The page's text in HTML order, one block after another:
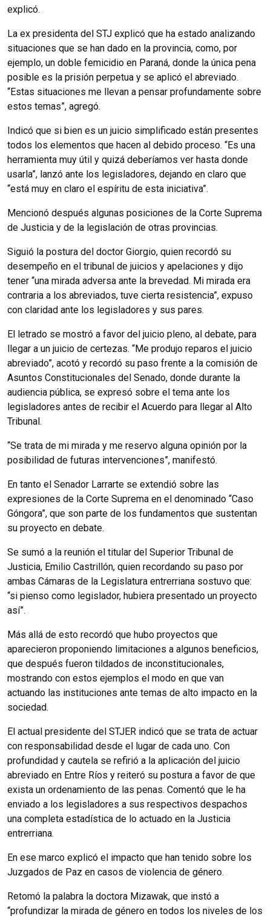
explicó.
La ex presidenta del STJ explicó que ha estado analizando
situaciones que se han dado en la provincia, como, por
ejemplo, un doble femicidio en Paraná, donde la única pena
posible es la prisión perpetua y se aplicó el abreviado.
“Estas situaciones me llevan a pensar profundamente sobre
estos temas”, agregó.
Indicó que si bien es un juicio simplificado están presentes
todos los elementos que hacen al debido proceso. “Es una
herramienta muy útil y quizá deberíamos ver hasta donde
usarla”, lanzó ante los legisladores, dejando en claro que
“está muy en claro el espíritu de esta iniciativa”.
Mencionó después algunas posiciones de la Corte Suprema
de Justicia y de la legislación de otras provincias.
Siguió la postura del doctor Giorgio, quien recordó su
desempeño en el tribunal de juicios y apelaciones y dijo
tener “una mirada adversa ante la brevedad. Mi mirada era
contraria a los abreviados, tuve cierta resistencia”, expuso
con claridad ante los legisladores y sus pares.
El letrado se mostró a favor del juicio pleno, al debate, para
llegar a un juicio de certezas. “Me produjo reparos el juicio
abreviado”, acotó y recordó su paso frente a la comisión de
Asuntos Constitucionales del Senado, donde durante la
audiencia pública, se expresó sobre el tema ante los
legisladores antes de recibir el Acuerdo para llegar al Alto
Tribunal.
“Se trata de mi mirada y me reservo alguna opinión por la
posibilidad de futuras intervenciones”, manifestó.
En tanto el Senador Larrarte se extendió sobre las
expresiones de la Corte Suprema en el denominado “Caso
Góngora”, que son parte de los fundamentos que sustentan
su proyecto en debate.
Se sumó a la reunión el titular del Superior Tribunal de
Justicia, Emilio Castrillón, quien recordando su paso por
ambas Cámaras de la Legislatura entrerriana sostuvo que:
“si pienso como legislador, hubiera presentado un proyecto
así”.
Más allá de esto recordó que hubo proyectos que
aparecieron proponiendo limitaciones a algunos beneficios,
que después fueron tildados de inconstitucionales,
mostrando con estos ejemplos el modo en que van
actuando las instituciones ante temas de alto impacto en la
sociedad.
El actual presidente del STJER indicó que se trata de actuar
con responsabilidad desde el lugar de cada uno. Con
profundidad y cautela se refirió a la aplicación del juicio
abreviado en Entre Ríos y reiteró su postura a favor de que
exista un ordenamiento de las penas. Comentó que le ha
enviado a los legisladores a sus respectivos despachos
una completa estadística de lo actuado en la Justicia
entrerriana.
En ese marco explicó el impacto que han tenido sobre los
Juzgados de Paz en casos de violencia de género.
Retomó la palabra la doctora Mizawak, que instó a
“profundizar la mirada de género en todos los niveles de los